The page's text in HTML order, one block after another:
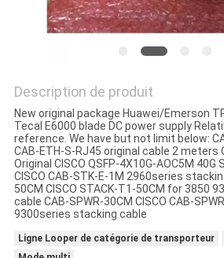
PRIVACY
POLICY
Description de produit
New original package Huawei/Emerson
Tecal E6000 blade DC power supply
reference. We have but not limit below:
CAB-ETH-S-RJ45 original cable 2 meters
Original CISCO QSFP-4X10G-AOC5M 40G
CISCO CAB-STK-E-1M 2960series
50CM CISCO STACK-T1-50CM for 3850
cable CAB-SPWR-30CM CISCO CAB-
9300series stacking cable
Ligne Looper de catégorie de transporteur